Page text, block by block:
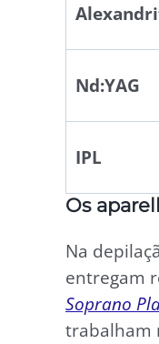
Nd:YAG
IPL
Os
Na
entregam
Soprano
trabalham